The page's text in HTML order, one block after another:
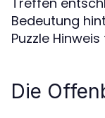
Bedeutung
Puzzle
Die